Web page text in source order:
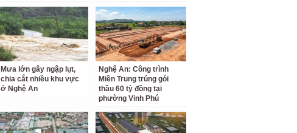
Mưa lớn gây ngập lụt,
chia cắt nhiều khu vực
ở Nghệ An
Nghệ An: Công trình
Miền Trung trúng gói
thầu 60 tỷ đồng tại
phường Vinh Phú